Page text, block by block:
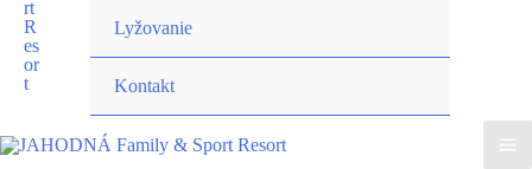
Lyžovanie
Kontakt